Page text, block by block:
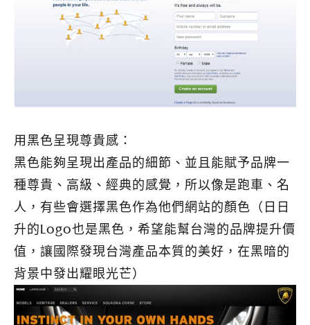
用黑色呈現尊貴感：
黑色能夠呈現出產品的細節、並且能賦予品牌一
種尊貴、高級、經典的感覺，所以像是跑車、名
人，有些會選擇黑色作為他們網站的顏色（日日
升的Logo也是黑色，希望能幫台灣的品牌提升價
值，讓國際發現台灣產品本質的美好，在黑暗的
背景中發出耀眼光芒）